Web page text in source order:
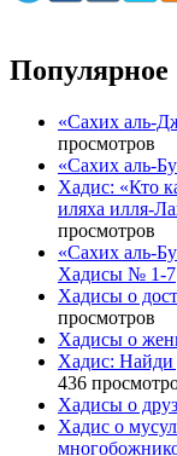
Популярное
«Сахих аль-
просмотров
«Сахих аль-
Хадис: «Кто
иляха илля-
просмотров
«Сахих аль-
Хадисы № 1-7
Хадисы о
просмотров
Хадисы о
Хадис: Найди
436
Хадисы о
Хадис о